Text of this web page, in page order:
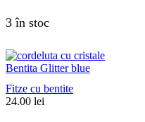
3 în stoc
Bentita Glitter blue
Fitze cu bentite
24.00 lei